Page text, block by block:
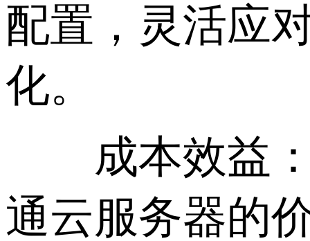
配置，灵活应
化。
成本效益：
通云服务器的